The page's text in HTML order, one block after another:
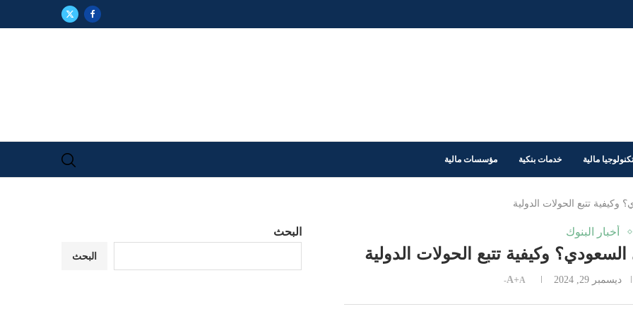
تكنولوجيا مالية خدمات بنكية مؤسسات مالية
أخبار البنوك
ديسمبر 29, 2024 A+A-
البحث
البحث